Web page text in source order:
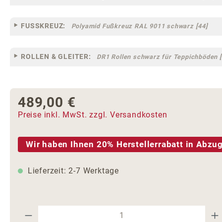
FUSSKREUZ: Polyamid Fußkreuz RAL 9011 schwarz [44]
ROLLEN & GLEITER: DR1 Rollen schwarz für Teppichböden
Regulärer Preis:
489,00 €
Preise inkl. MwSt. zzgl. Versandkosten
Wir haben Ihnen 20% Herstellerrabatt in
Lieferzeit: 2-7 Werktage
Produkt Anzahl: Gib den